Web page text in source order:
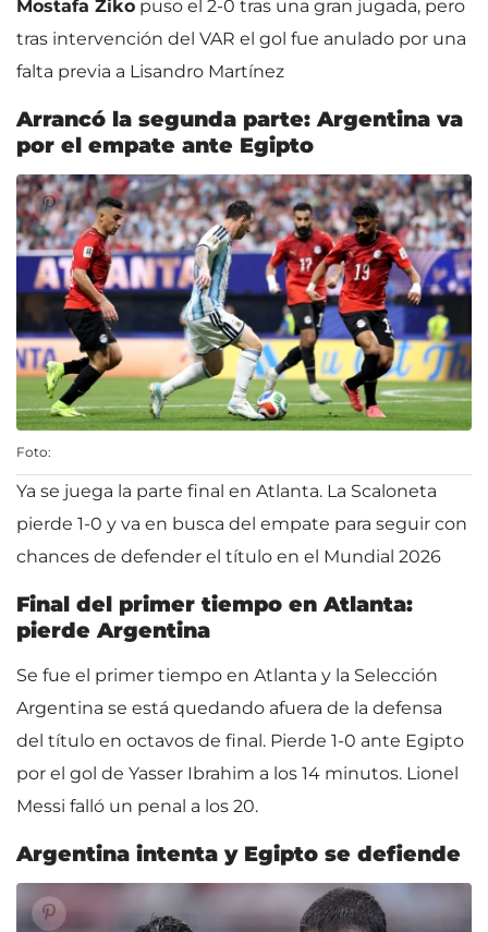
Mostafa Ziko puso el 2-0 tras una gran jugada, pero
tras intervención del VAR el gol fue anulado por una
falta previa a Lisandro Martínez
Arrancó la segunda parte: Argentina va
por el empate ante Egipto
Foto:
Ya se juega la parte final en Atlanta. La Scaloneta
pierde 1-0 y va en busca del empate para seguir con
chances de defender el título en el Mundial 2026
Final del primer tiempo en Atlanta:
pierde Argentina
Se fue el primer tiempo en Atlanta y la Selección
Argentina se está quedando afuera de la defensa
del título en octavos de final. Pierde 1-0 ante Egipto
por el gol de Yasser Ibrahim a los 14 minutos. Lionel
Messi falló un penal a los 20.
Argentina intenta y Egipto se defiende